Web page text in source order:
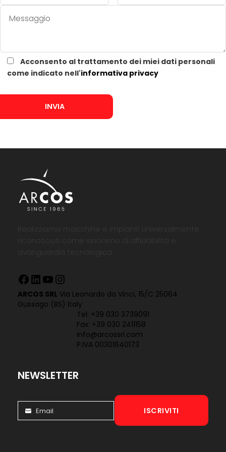
Acconsento al trattamento dei miei dati personali
come indicato nell'informativa privacy
Realizziamo macchine e impianti universalmente
riconosciuti come sinonimo di affidabilità e
Facebook
LinkedInYouTube
ARCOS SRL Via Leonardo da Vinci, 15/C 25064
Gussago (BS) Italy
Tel: +39 030 3739091
Fax: +39 030 2411158
info@arcossrl.com
P.IVA 00301640173
NEWSLETTER
EmailEmail ISCRIVITI